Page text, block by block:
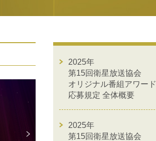
2025年
第15回衛星放送協会
オリジナル番組アワード
応募規定 全体概要
2025年
第15回衛星放送協会